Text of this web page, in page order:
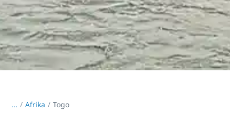
... / Afrika Togo